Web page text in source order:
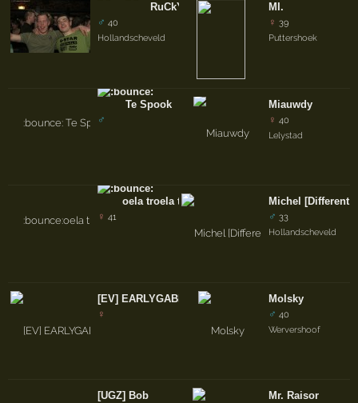
RuCkY
♂ 40
Hollandscheveld
Te Spook
♂
oela troela trut
♀ 41
[EV] EARLYGABBERINNETJE
♀
[UGZ] Bob
MI.
♀ 39
Puttershoek
Miauwdy
♀ 40
Lelystad
Michel [Different
♂ 33
Hollandscheveld
Molsky
♂ 40
Wervershoof
Mr. Raisor